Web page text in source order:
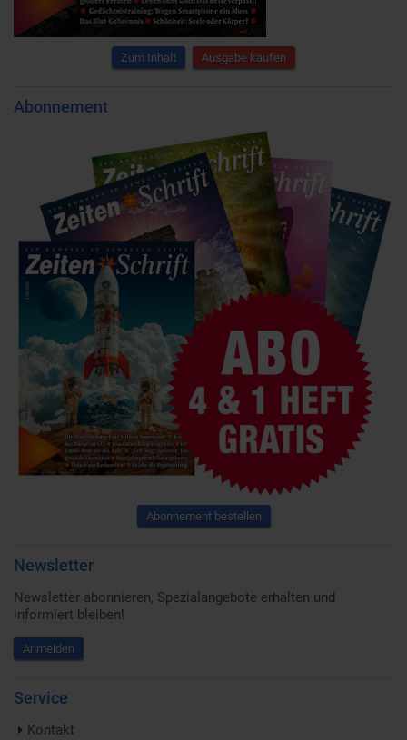
Zum Inhalt Ausgabe kaufen
Abonnement
Abonnement bestellen
Newsletter
Newsletter abonnieren, Spezialangebote erhalten und
informiert bleiben!
Anmelden
Service
Kontakt